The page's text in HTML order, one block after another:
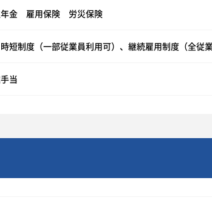
金 雇用保険 労災保険
短制度（一部従業員利用可）、継続雇用制度（全従業
当